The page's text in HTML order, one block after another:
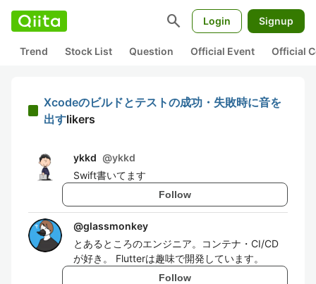
search Login Signup
Trend Stock List Question Official Event Official
Xcodeのビルドとテストの成功・失敗時に音を
出すlikers
ykkd @ykkd
Swift書いてます
Follow
@glassmonkey
とあるところのエンジニア。コンテナ・CI/CD
が好き。 Flutterは趣味で開発しています。
Follow